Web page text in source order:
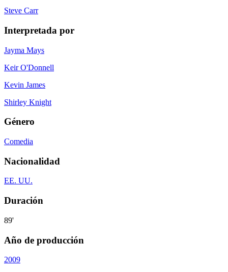
Steve Carr
Interpretada por
Jayma Mays
Keir O'Donnell
Kevin James
Shirley Knight
Género
Comedia
Nacionalidad
EE. UU.
Duración
89'
Año de producción
2009